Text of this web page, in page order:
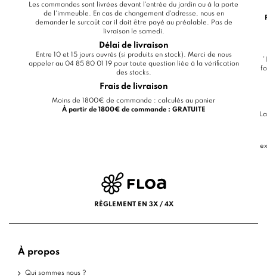
Les commandes sont livrées devant l'entrée du jardin ou à la porte
de l'immeuble. En cas de changement d'adresse, nous en
demander le surcoût car il doit être payé au préalable. Pas de
livraison le samedi.
Délai de livraison
Entre 10 et 15 jours ouvrés (si produits en stock). Merci de nous
appeler au 04 85 80 01 19 pour toute question liée à la vérification
des stocks.
Frais de livraison
Moins de 1800€ de commande : calculés au panier
À partir de 1800€ de commande : GRATUITE
RÈGLEMENT EN 3X / 4X
À propos
Qui sommes nous ?